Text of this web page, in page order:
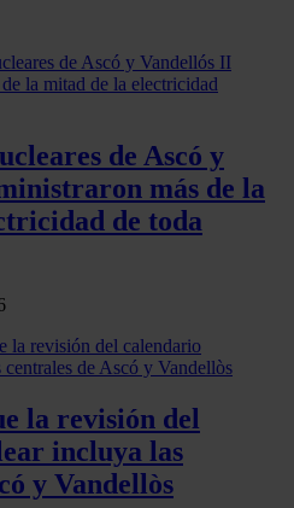
funciones de redes
compartimos información sobre
con nuestros partners de redes
web, quienes pueden
haya proporcionado o que
haya hecho de sus servicios.
de Ascó y
más de la
de toda
la revisión del
incluya las
y Vandellòs